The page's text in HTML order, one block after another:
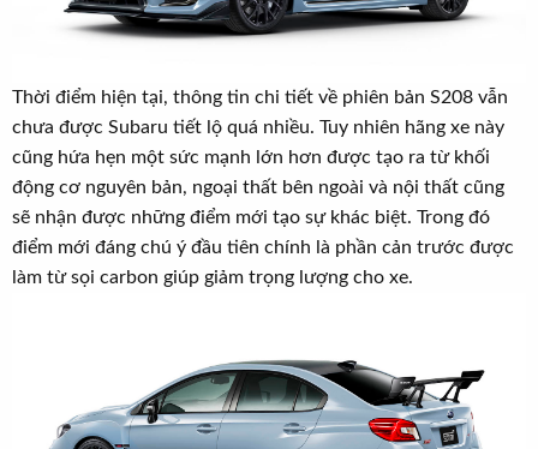
Thời điểm hiện tại, thông tin chi tiết về phiên bản S208 vẫn
chưa được Subaru tiết lộ quá nhiều. Tuy nhiên hãng xe này
cũng hứa hẹn một sức mạnh lớn hơn được tạo ra từ khối
động cơ nguyên bản, ngoại thất bên ngoài và nội thất cũng
sẽ nhận được những điểm mới tạo sự khác biệt. Trong đó
điểm mới đáng chú ý đầu tiên chính là phần cản trước được
làm từ sọi carbon giúp giảm trọng lượng cho xe.